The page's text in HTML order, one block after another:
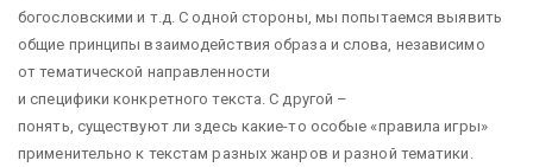
богословскими и т.д. С одной стороны, мы попытаемся выявить
общие принципы взаимодействия образа и слова, независимо
от тематической направленности
и специфики конкретного текста. С другой –
понять, существуют ли здесь какие-то особые «правила игры»
применительно к текстам разных жанров и разной тематики.